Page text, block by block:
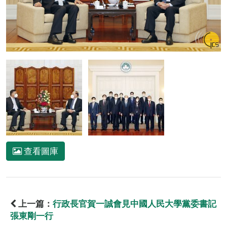
查看圖庫
上一篇： 行政長官賀一誠會見中國人民大學黨委書記
張東剛一行